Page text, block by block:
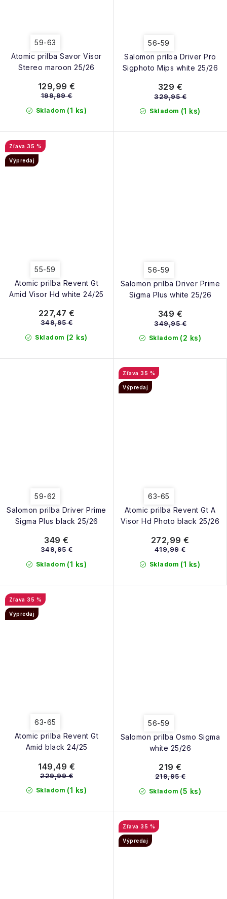
Atomic prilba Savor Visor
Stereo maroon 25/26
59-63
Skladom (1 ks)
129,99 €
199,99 €
Salomon prilba Driver Pro
Sigphoto Mips white 25/26
56-59
Skladom (1 ks)
329 €
329,95 €
Atomic prilba Revent Gt
Amid Visor Hd white 24/25
35 %
Výpredaj
55-59
Skladom (2 ks)
227,47 €
349,95 €
Salomon prilba Driver Prime
Sigma Plus white 25/26
56-59
Skladom (2 ks)
349 €
349,95 €
Salomon prilba Driver Prime
Sigma Plus black 25/26
59-62
Skladom (1 ks)
349 €
349,95 €
Atomic prilba Revent Gt A
Visor Hd Photo black 25/26
35 %
Výpredaj
63-65
Skladom (1 ks)
272,99 €
419,99 €
Atomic prilba Revent Gt
Amid black 24/25
35 %
Výpredaj
63-65
Skladom (1 ks)
149,49 €
229,99 €
Salomon prilba Osmo Sigma
white 25/26
56-59
Skladom (5 ks)
219 €
219,95 €
35 %
Výpredaj